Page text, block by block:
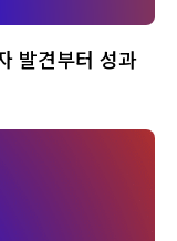
발견부터 성과